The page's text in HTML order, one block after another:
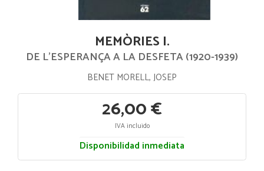
MEMÒRIES I.
DE L'ESPERANÇA A LA DESFETA (1920-1939)
BENET MORELL, JOSEP
26,00 €
IVA incluido
Disponibilidad inmediata